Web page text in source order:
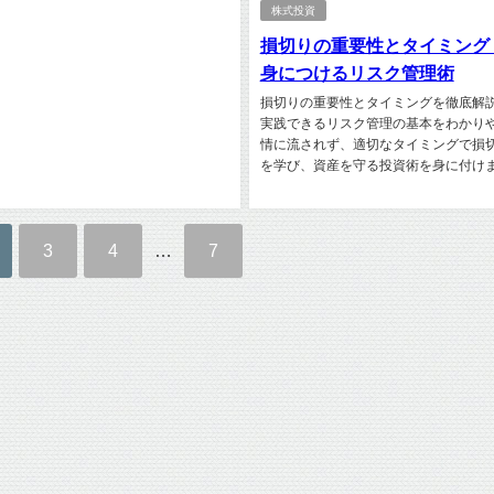
株式投資
損切りの重要性とタイミング
身につけるリスク管理術
損切りの重要性とタイミングを徹底解
実践できるリスク管理の基本をわかり
情に流されず、適切なタイミングで損
を学び、資産を守る投資術を身に付け
3 4 7